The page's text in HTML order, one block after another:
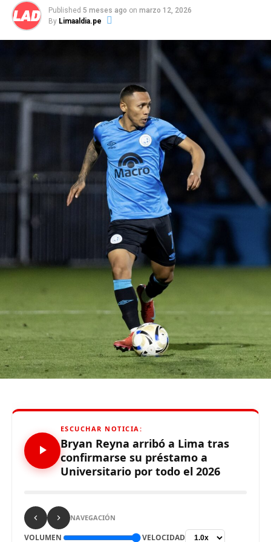
equipo.
La información señala que Autuori se mantiene al
mando del primer equipo celeste, con miras al partido
de este domingo ante Sport Boys de local, por la sétima
fecha del Torneo Apertura de la Liga 1. Eso sí, expresó
su molestia a la interna ante el rendimiento que
tuvieron los jugadores a lo largo del partido ante los
venezolanos.
Paulo Autuori, expresó su malestar en la conferencia de
prensa tras la clasificación a la fase de grupos por el mal
desempeño del equipo, señalando incluso, que no
merecieron haber superado de fase.
“Se pasa para otra
fase, excelente, para el club es bueno pero lo que
nosotros jugamos hoy día no era para pasar
Esto es
muy corto para nosotros,el equipo no puede tener un
partido como local, tener una ventaja y hacer el primer
tiempo qu
hizo”,enfatizó el técnico.
De otro lado, se reportó que supuestos hinchas de
Sporting Cristal realizaron pintas y ciertos daños en los
alrededores del Estadio Alejandro Villanueva – Matute,
durante el partido ante Carabobo por Copa Libertadores
2026. Con este panorama, se abre la posibilidad de que
Alianza Lima no preste nuevamente el recinto deportivo
a los celestes, por lo que se abre una nueva posibilidad
Comparte esto:
Published 5 meses ago on marzo 12, 2026
By Limaaldia.pe
ESCUCHAR NOTICIA:
Bryan Reyna arribó a Lima tras
confirmarse su préstamo a
Universitario por todo el 2026
NAVEGACIÓN
VOLUMEN VELOCIDAD